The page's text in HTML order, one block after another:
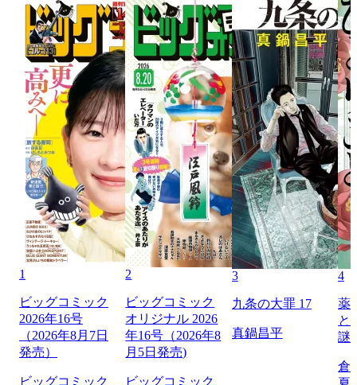
1
ビッグコミック
2026年16号
（2026年8月7日
発売）
ビッグコミック
2
ビッグコミック
オリジナル 2026
年16号（2026年8
月5日発売)
ビッグコミック
3
九条の大罪 17
真鍋昌平
4
薬
と
謎
倉